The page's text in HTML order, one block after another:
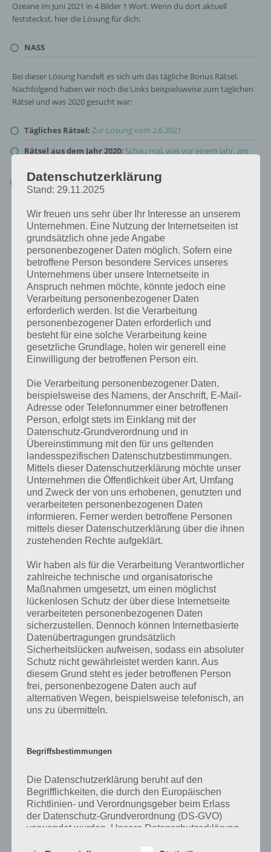
Ozeane im Juni 2021 in 4 Bilder 1 Wort. Wenn du dort aktuell
feststeckst, hier die Lösung für dich:
NASS
Bei dieser Lösung handelt es sich um das tägliche Bonus Rätsel.
Nachfolgend haben wir noch die Links beispielsweise zum täglichen
Rätsel und was 2020 gesucht war:
Tägliches Rätsel: Zur Lösung vom 2.6.2021
Rätsel aus dem Jahr 2020: Schau mal, was vor einem Jahr, am
Zur Übersicht:4 Bilder 1 Wort Lösungen zu Endlose Ozeane im
Juni 2021 !
Kurze Begriffserklärung zur Lösung Nass
Nass ist die Lösung für das tägliche Bonus Rätsel am 2.6.2021 in 4
gibt es dazu zu wissen? Passt das Wort auch zu Endlose Ozeane? Zu
bestimmten Lösungen präsentieren wir daher auch immer eine
kurze Begriffserklärung!
Zu Nass haben wir zunächst keine weiteren Informationen parat!
Auf WhatsApp teilen Teilen auf Facebook
Tweet auf Twitter
Datenschutzerklärung
Stand: 29.11.2025
Wir freuen uns sehr über Ihr Interesse an unserem
Unternehmen. Eine Nutzung der Internetseiten ist
grundsätzlich ohne jede Angabe
personenbezogener Daten möglich. Sofern eine
betroffene Person besondere Services unseres
Unternehmens über unsere Internetseite in
Anspruch nehmen möchte, könnte jedoch eine
Verarbeitung personenbezogener Daten
erforderlich werden. Ist die Verarbeitung
personenbezogener Daten erforderlich und
besteht für eine solche Verarbeitung keine
gesetzliche Grundlage, holen wir generell eine
Einwilligung der betroffenen Person ein.
Die Verarbeitung personenbezogener Daten,
beispielsweise des Namens, der Anschrift, E-Mail-
Adresse oder Telefonnummer einer betroffenen
Person, erfolgt stets im Einklang mit der
Datenschutz-Grundverordnung und in
Übereinstimmung mit den für uns geltenden
landesspezifischen Datenschutzbestimmungen.
Mittels dieser Datenschutzerklärung möchte unser
Unternehmen die Öffentlichkeit über Art, Umfang
und Zweck der von uns erhobenen, genutzten und
verarbeiteten personenbezogenen Daten
informieren. Ferner werden betroffene Personen
mittels dieser Datenschutzerklärung über die ihnen
zustehenden Rechte aufgeklärt.
Wir haben als für die Verarbeitung Verantwortlicher
zahlreiche technische und organisatorische
Maßnahmen umgesetzt, um einen möglichst
lückenlosen Schutz der über diese Internetseite
verarbeiteten personenbezogenen Daten
sicherzustellen. Dennoch können Internetbasierte
Datenübertragungen grundsätzlich
Sicherheitslücken aufweisen, sodass ein absoluter
Schutz nicht gewährleistet werden kann. Aus
diesem Grund steht es jeder betroffenen Person
frei, personenbezogene Daten auch auf
alternativen Wegen, beispielsweise telefonisch, an
uns zu übermitteln.
Begriffsbestimmungen
Die Datenschutzerklärung beruht auf den
Begrifflichkeiten, die durch den Europäischen
Richtlinien- und Verordnungsgeber beim Erlass
der Datenschutz-Grundverordnung (DS-GVO)
verwendet wurden. Unsere Datenschutzerklärung